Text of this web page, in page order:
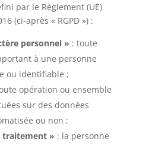
par le Règlement (UE)
(ci-après « RGPD ») :
personnel » : toute
à une personne
ou identifiable ;
opération ou ensemble
sur des données
ou non ;
traitement » : la personne